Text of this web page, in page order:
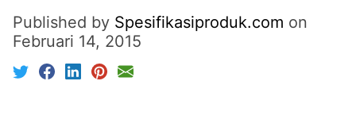
Published by Spesifikasiproduk.com on
Februari 14, 2015